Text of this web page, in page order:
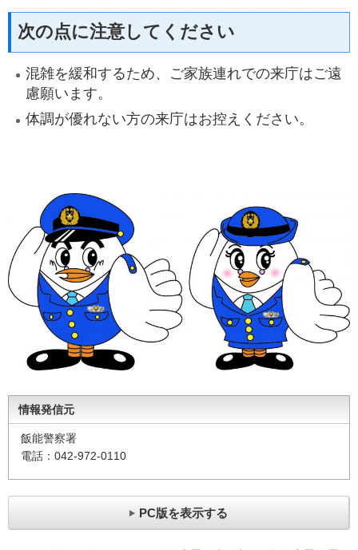
次の点に注意してください
混雑を緩和するため、ご家族連れでの来庁はご遠
慮願います。
体調が優れない方の来庁はお控えください。
情報発信元
飯能警察署
電話：042-972-0110
PC版を表示する